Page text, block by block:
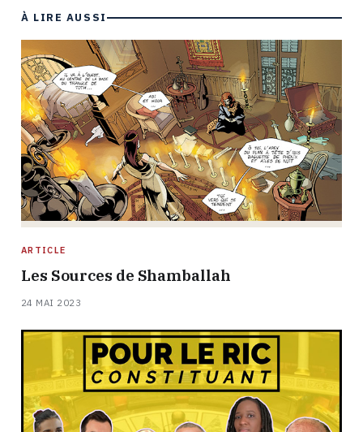
À LIRE AUSSI
ARTICLE
Les Sources de Shamballah
24 MAI 2023